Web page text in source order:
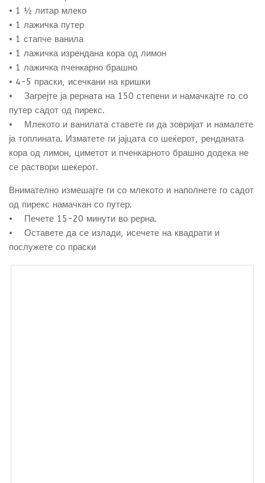
• 1 ½ литар млеко
• 1 лажичка путер
• 1 стапче ванила
• 1 лажичка изрендана кора од лимон
• 1 лажичка пченкарно брашно
• 4-5 праски, исечкани на кришки
• Загрејте ја рерната на 150 степени и намачкајте гo со
путер садот од пирекс.
• Млекото и ванилата ставете ги да зовријат и намалете
ја топлината. Изматете ги јајцата со шеќерот, ренданата
кора од лимон, циметот и пченкарното брашно додека не
се раствори шеќерот.
Внимателно измешајте ги со млекото и наполнете го садот
од пирекс намачкан со путер.
• Печете 15-20 минути во рерна.
• Оставете да се излади, исечете на квадрати и
послужете со праски